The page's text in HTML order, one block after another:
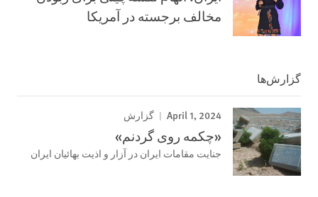
مخالف برجسته در آمریکا
گزارش‌ها
April 1, 2024 گزارش
«چکمه روی گردنم»
جنایت مقامات ایران در آزار و اذیت بهائیان ایران